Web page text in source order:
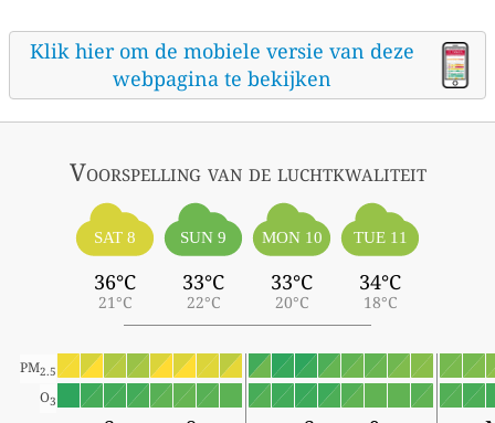
Klik hier om de mobiele versie van deze
webpagina te bekijken
Voorspelling van de luchtkwaliteit
SAT 8
36°C
21°C
SUN 9
33°C
22°C
MON 10
33°C
20°C
TUE 11
34°C
18°C
PM2.5
O3